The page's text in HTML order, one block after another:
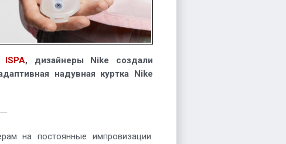
ISPA, дизайнеры Nike создали
надувная куртка Nike
на постоянные импровизации.